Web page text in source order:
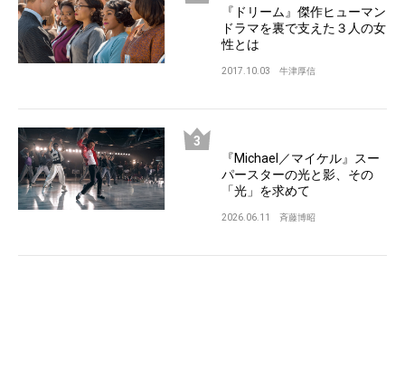
『ドリーム』傑作ヒューマン
ドラマを裏で支えた３人の女
性とは
2017.10.03 牛津厚信
『Michael／マイケル』スー
パースターの光と影、その
「光」を求めて
2026.06.11 斉藤博昭